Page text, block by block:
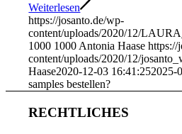
Weiterlesen
https://josanto.de/wp-
content/uploads/2020/12/
1000 1000 Antonia Haase https://
content/uploads/2020/12/
Haase2020-12-03 16:41:252025-
samples bestellen?
RECHTLICHES